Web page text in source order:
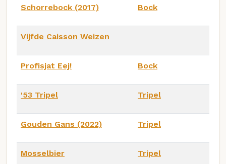
Schorrebock (2017) Bock
Vijfde Caisson Weizen
Profisjat Eej! Bock
'53 Tripel Tripel
Gouden Gans (2022) Tripel
Mosselbier Tripel